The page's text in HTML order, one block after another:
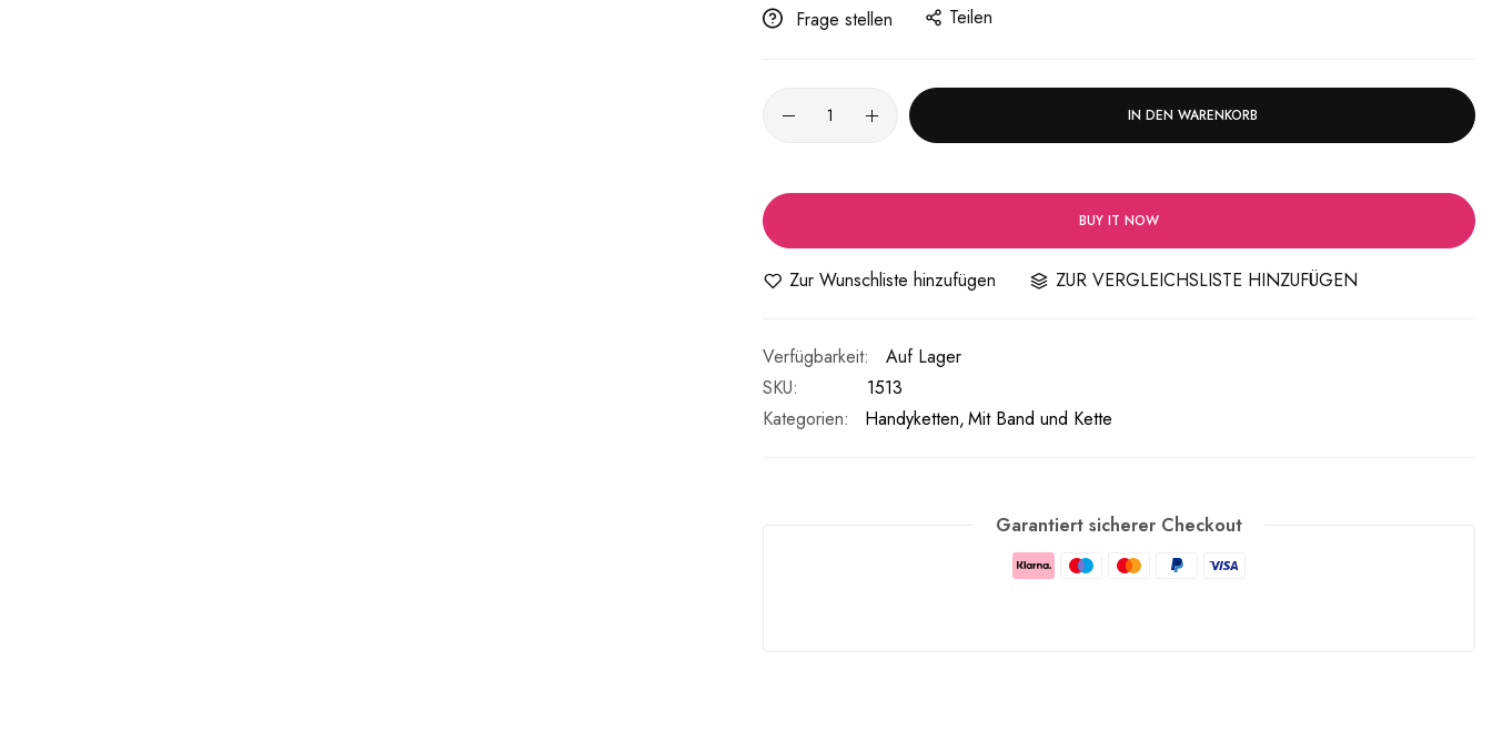
Frage stellen Teilen
IN DEN WARENKORB
BUY IT NOW
Zur Wunschliste hinzufügen ZUR VERGLEICHSLISTE HINZUFÜGEN
Auf Lager
SKU
1513
Kategorien:
Handyketten Mit Band und Kette
Garantiert sicherer Checkout